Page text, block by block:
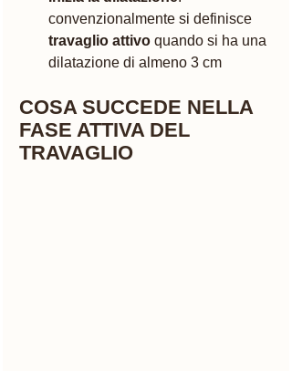
convenzionalmente si definisce
travaglio attivo quando si ha una
dilatazione di almeno 3 cm
COSA SUCCEDE NELLA
FASE ATTIVA DEL
TRAVAGLIO